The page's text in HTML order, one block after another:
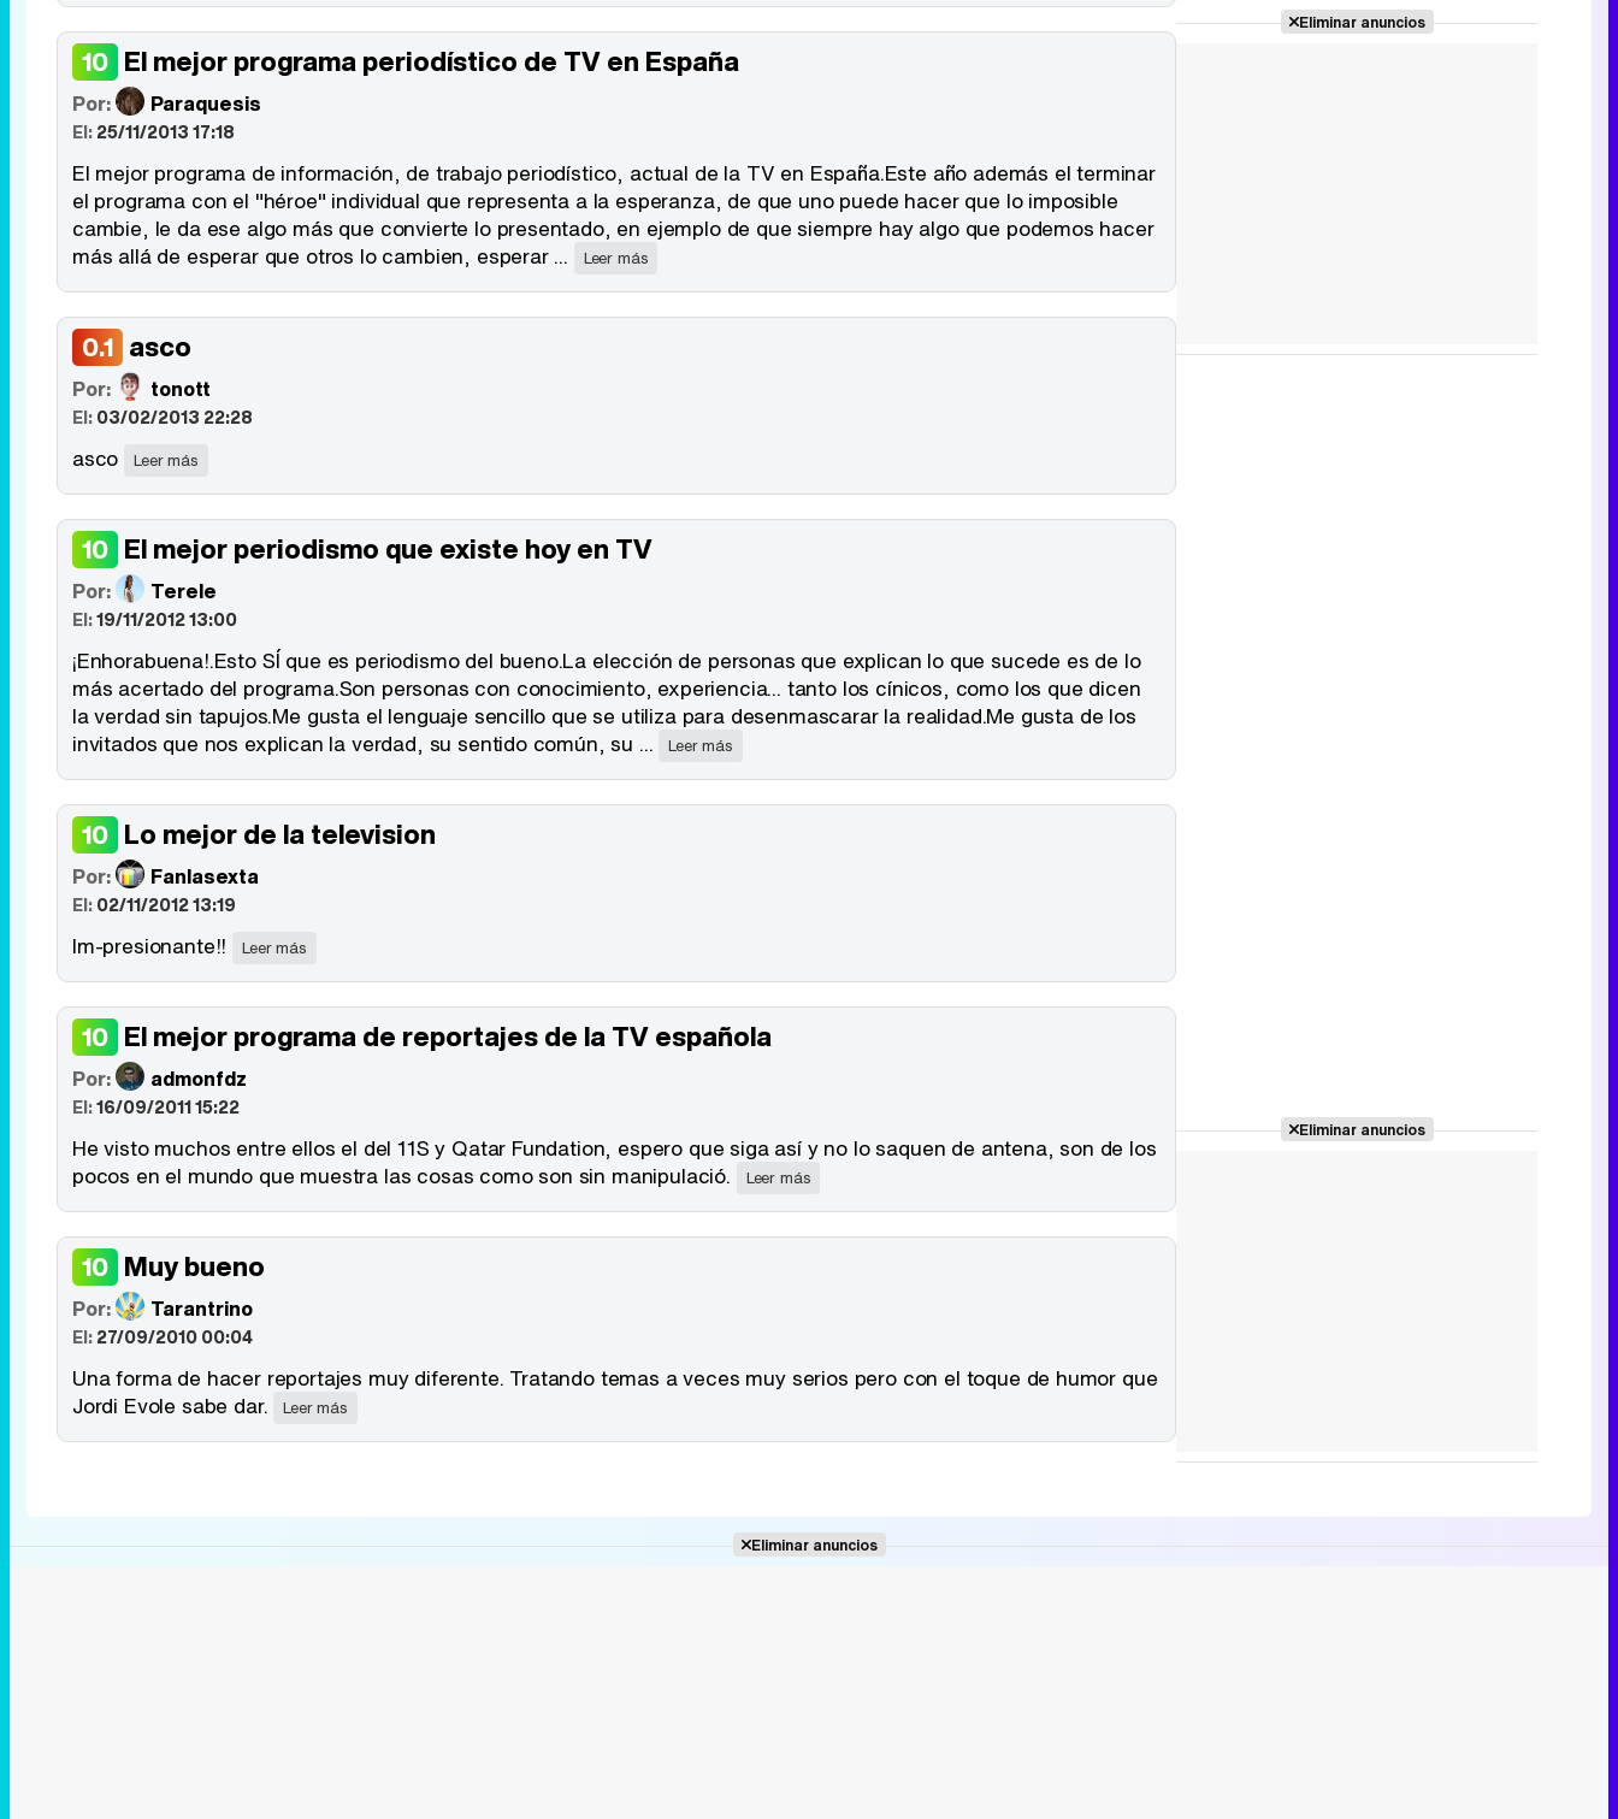
10 El mejor programa periodístico de TV en España
Por: Paraquesis
El:25/11/2013 17:18
El mejor programa de información, de trabajo periodístico, actual de la TV en España.Este año además el terminar
el programa con el "héroe" individual que representa a la esperanza, de que uno puede hacer que lo imposible
cambie, le da ese algo más que convierte lo presentado, en ejemplo de que siempre hay algo que podemos hacer
más allá de esperar que otros lo cambien, esperar ...
Leer más
0.1 asco
Por: tonott
El:03/02/2013 22:28
asco Leer más
10 El mejor periodismo que existe hoy en TV
Por: Terele
El:19/11/2012 13:00
¡Enhorabuena!.Esto SÍ que es periodismo del bueno.La elección de personas que explican lo que sucede es de lo
más acertado del programa.Son personas con conocimiento, experiencia... tanto los cínicos, como los que dicen
la verdad sin tapujos.Me gusta el lenguaje sencillo que se utiliza para desenmascarar la realidad.Me gusta de los
invitados que nos explican la verdad, su sentido común, su ...
Leer más
10 Lo mejor de la television
Por: Fanlasexta
El:02/11/2012 13:19
Im-presionante!! Leer más
10 El mejor programa de reportajes de la TV española
Por: admonfdz
El:16/09/2011 15:22
He visto muchos entre ellos el del 11S y Qatar Fundation, espero que siga así y no lo saquen de antena, son de los
pocos en el mundo que muestra las cosas como son sin manipulació.
Leer más
10 Muy bueno
Por: Tarantrino
El:27/09/2010 00:04
Una forma de hacer reportajes muy diferente. Tratando temas a veces muy serios pero con el toque de humor que
Jordi Evole sabe dar.
Leer más
Eliminar anuncios
Eliminar anuncios
Eliminar anuncios